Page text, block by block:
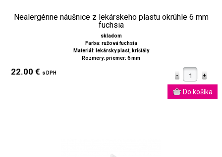
Nealergénne náušnice z lekárskeho plastu okrúhle 6 mm
fuchsia
skladom
Farba: ružová fuchsia
Materiál: lekársky plast, krištály
Rozmery: priemer: 6 mm
22.00 € s DPH